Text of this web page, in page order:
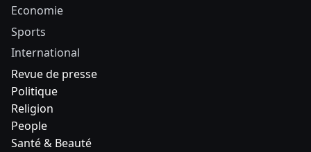
Economie
Sports
International
Revue de presse
Politique
Religion
People
Santé & Beauté